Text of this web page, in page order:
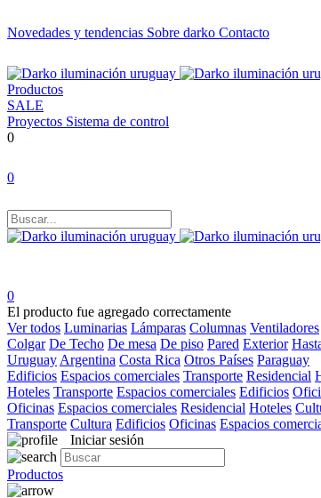
Novedades y tendencias Sobre darko Contacto
Productos
SALE
Proyectos Sistema de control
0
0
0
El producto fue agregado correctamente
Ver todos Luminarias Lámparas Columnas Ventiladores
Colgar De Techo De mesa De piso Pared Exterior
Uruguay Argentina Costa Rica Otros Países Paraguay
Edificios Espacios comerciales Transporte Residencial
Hoteles Transporte Espacios comerciales Edificios
Oficinas Espacios comerciales Residencial Hoteles
Transporte Cultura Edificios Oficinas Espacios
Iniciar sesión
Productos